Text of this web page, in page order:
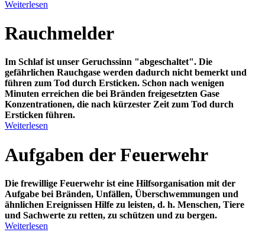
Weiterlesen
Rauchmelder
Im Schlaf ist unser Geruchssinn "abgeschaltet". Die
gefährlichen Rauchgase werden dadurch nicht bemerkt und
führen zum Tod durch Ersticken. Schon nach wenigen
Minuten erreichen die bei Bränden freigesetzten Gase
Konzentrationen, die nach kürzester Zeit zum Tod durch
Ersticken führen.
Weiterlesen
Aufgaben der Feuerwehr
Die frewillige Feuerwehr ist eine Hilfsorganisation mit der
Aufgabe bei Bränden, Unfällen, Überschwemmungen und
ähnlichen Ereignissen Hilfe zu leisten, d. h. Menschen, Tiere
und Sachwerte zu retten, zu schützen und zu bergen.
Weiterlesen